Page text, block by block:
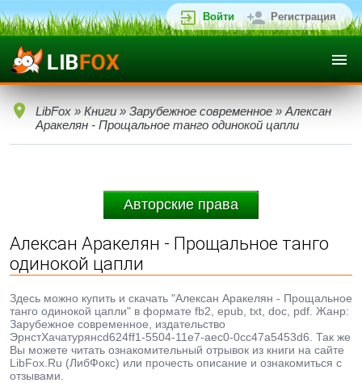
Войти Регистрация
LibFox » Книги » Зарубежное современное » Алексан
Аракелян - Прощальное танго одинокой цапли
Авторские права
Алексан Аракелян - Прощальное танго
одинокой цапли
Здесь можно купить и скачать "Алексан Аракелян - Прощальное
танго одинокой цапли" в формате fb2, epub, txt, doc, pdf. Жанр:
Зарубежное современное, издательство
ЭрнстХачатурянcd624ff1-5504-11e7-aec0-0cc47a5453d6. Так же
Вы можете читать ознакомительный отрывок из книги на сайте
LibFox.Ru (ЛибФокс) или прочесть описание и ознакомиться с
отзывами.